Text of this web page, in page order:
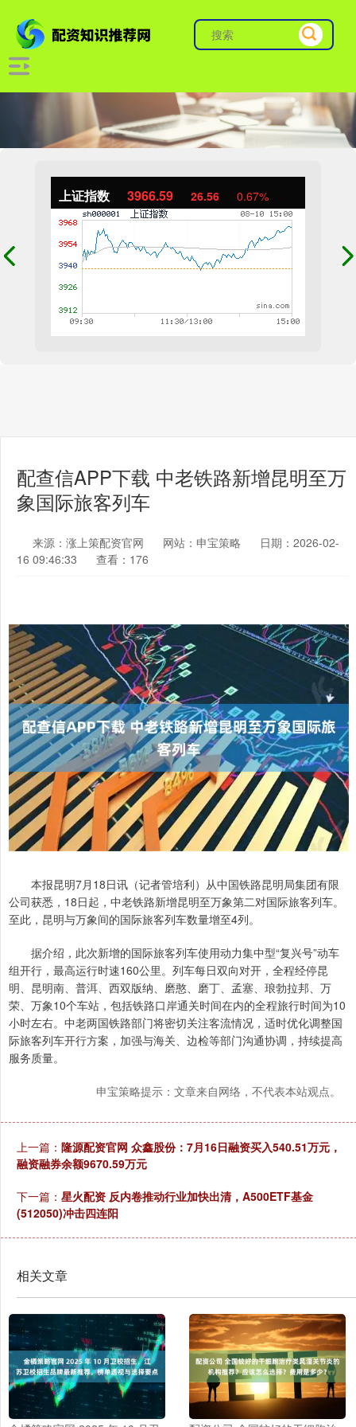
上证指数 3966.59 26.56 0.67%
配查信APP下载 中老铁路新增昆明至万
象国际旅客列车
来源：涨上策配资官网 网站：申宝策略
日期：2026-02-
16 09:46:33
查看：176
本报昆明7月18日讯（记者管培利）从中国铁路昆明局集团有限
公司获悉，18日起，中老铁路新增昆明至万象第二对国际旅客列车。
至此，昆明与万象间的国际旅客列车数量增至4列。
据介绍，此次新增的国际旅客列车使用动力集中型“复兴号”动车
组开行，最高运行时速160公里。列车每日双向对开，全程经停昆
明、昆明南、普洱、西双版纳、磨憨、磨丁、孟塞、琅勃拉邦、万
荣、万象10个车站，包括铁路口岸通关时间在内的全程旅行时间为10
小时左右。中老两国铁路部门将密切关注客流情况，适时优化调整国
际旅客列车开行方案，加强与海关、边检等部门沟通协调，持续提高
服务质量。
申宝策略提示：文章来自网络，不代表本站观点。
上一篇： 隆源配资官网 众鑫股份：7月16日融资买入540.51万元，
融资融券余额9670.59万元
下一篇： 星火配资 反内卷推动行业加快出清，A500ETF基金
(512050)冲击四连阳
相关文章